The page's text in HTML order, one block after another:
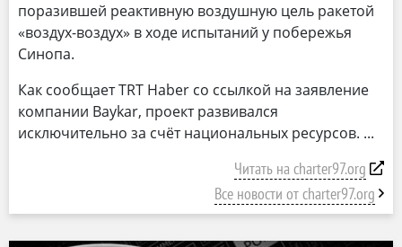
поразившей реактивную воздушную цель ракетой
«воздух-воздух» в ходе испытаний у побережья
Синопа.
Как сообщает TRT Haber со ссылкой на заявление
компании Baykar, проект развивался
исключительно за счёт национальных ресурсов.
Читать на charter97.org
Все новости от charter97.org